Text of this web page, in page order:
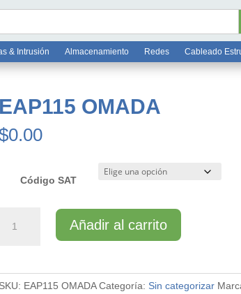
& Intrusión Almacenamiento Redes Cableado
EAP115 OMADA
0.00
Código SAT
OMADA
Añadir al carrito
SKU: EAP115 OMADA Categoría: Sin categorizar